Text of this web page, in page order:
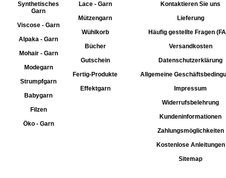
Synthetisches
Garn
Viscose - Garn
Alpaka - Garn
Mohair - Garn
Modegarn
Strumpfgarn
Babygarn
Filzen
Öko - Garn
Lace - Garn
Mützengarn
Wühlkorb
Bücher
Gutschein
Fertig-Produkte
Effektgarn
Kontaktieren Sie uns
Lieferung
Häufig gestellte Fragen
Versandkosten
Datenschutzerklärung
Allgemeine
Impressum
Widerrufsbelehrung
Kundeninformationen
Zahlungsmöglichkeiten
Kostenlose Anleitungen
Sitemap